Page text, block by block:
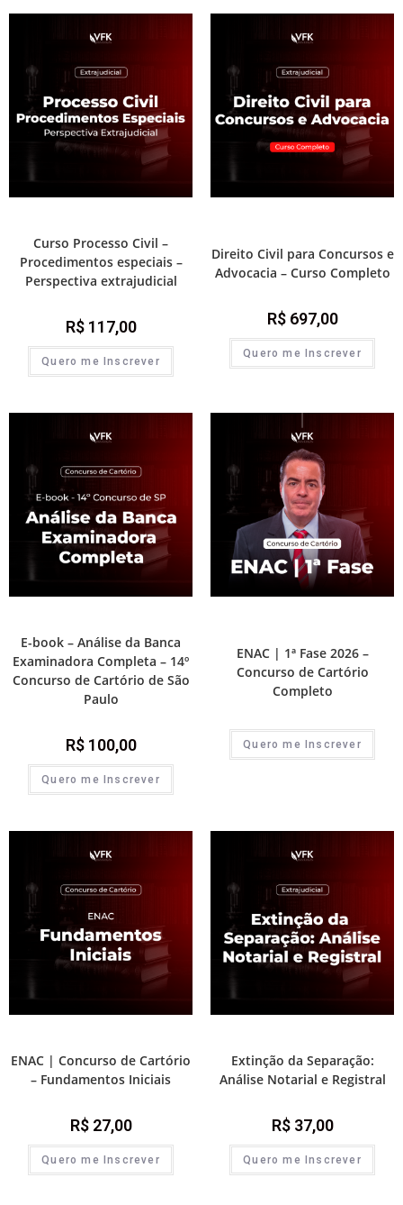
Curso Processo Civil –
Procedimentos especiais –
Perspectiva extrajudicial
R$117,00
Quero me Inscrever
Direito Civil para Concursos e
Advocacia – Curso Completo
R$697,00
Quero me Inscrever
E-book – Análise da Banca
Examinadora Completa – 14º
Concurso de Cartório de São
Paulo
R$100,00
Quero me Inscrever
ENAC | 1ª Fase 2026 –
Concurso de Cartório
Completo
Quero me Inscrever
ENAC | Concurso de Cartório
– Fundamentos Iniciais
R$27,00
Quero me Inscrever
Extinção da Separação:
Análise Notarial e Registral
R$37,00
Quero me Inscrever